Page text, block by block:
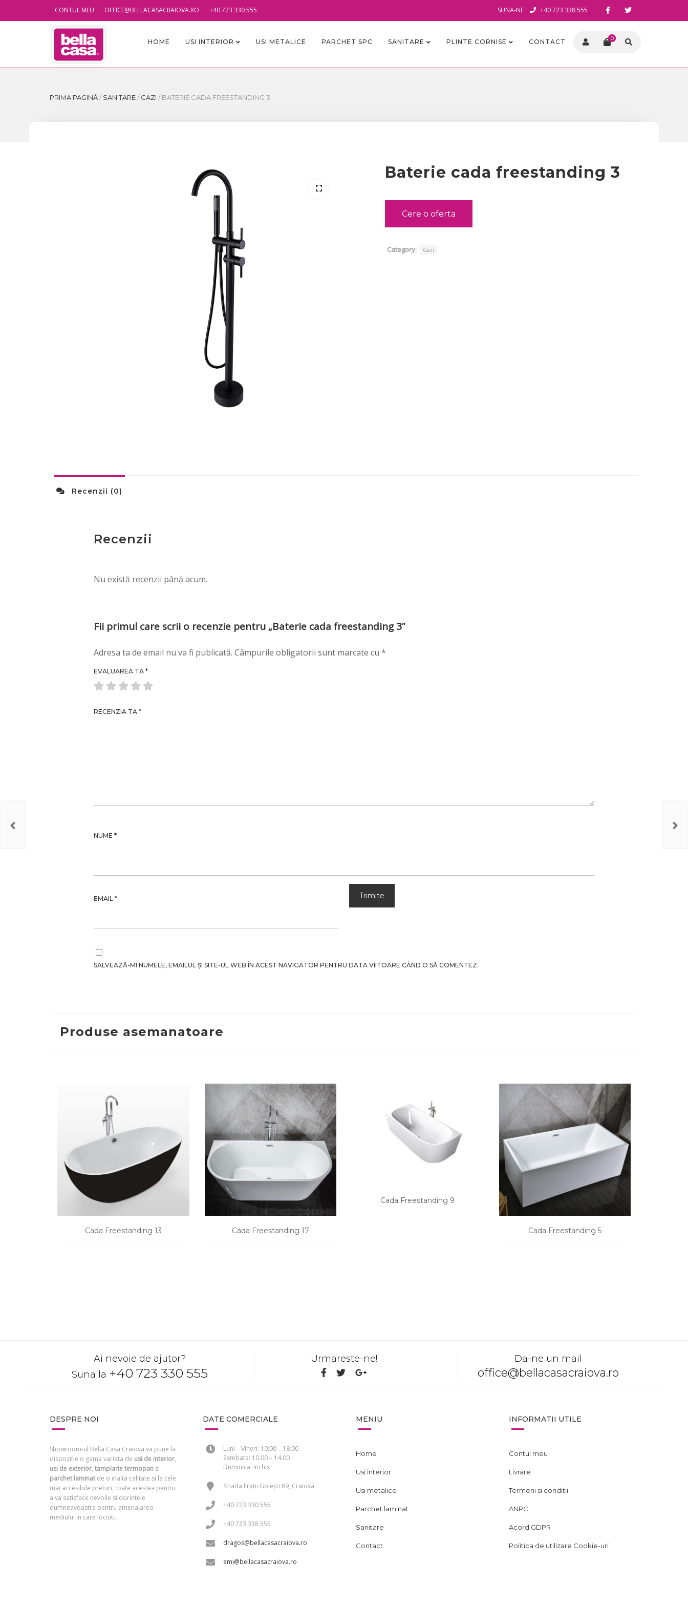
SUNA-NE +40 723 338 555
CONTUL MEU OFFICE@BELLACASACRAIOVA.RO +40 723 330 555
0
HOME USI INTERIOR USI METALICE PARCHET SPC SANITARE PLINTE CORNISE CONTACT
PRIMA PAGINĂ/ SANITARE/ CAZI /BATERIE CADA FREESTANDING 3
Baterie cada freestanding 3
Cere o oferta
Category: Cazi
Recenzii (0)
Recenzii
Nu există recenzii până acum.
Fii primul care scrii o recenzie pentru „Baterie cada freestanding 3”
Adresa ta de email nu va fi publicată. Câmpurile obligatorii sunt marcate cu*
EVALUAREA TA*
RECENZIA TA*
NUME*
EMAIL*
SALVEAZĂ-MI NUMELE, EMAILUL ȘI SITE-UL WEB ÎN ACEST NAVIGATOR PENTRU DATA VIITOARE CÂND O SĂ COMENTEZ.
Produse asemanatoare
Cada Freestanding 13 Cada Freestanding 17
Cada Freestanding 9
Cada Freestanding 5
Ai nevoie de ajutor?
Suna la +40 723 330 555
Urmareste-ne! Da-ne un mail
office@bellacasacraiova.ro
DESPRE NOI
Showroom-ul Bella Casa Craiova va pune la
dispozitie o gama variata de usi de interior,
usi de exterior, tamplarie termopan si
parchet laminatde o inalta calitate si la cele
mai accesibile preturi, toate acestea pentru
a va satisface nevoile si dorintele
dumneavoastra pentru amenajarea
mediului in care locuiti.
DATE COMERCIALE
Luni – Vineri: 10:00 – 18:00
Sambata: 10:00 – 14:00
Duminica: Inchis
Strada Frații Golești 89, Craiova
+40 723 330 555
+40 723 338 555
dragos@bellacasacraiova.ro
emi@bellacasacraiova.ro
MENIU
Home
Usi interior
Usi metalice
Parchet laminat
Sanitare
Contact
INFORMATII UTILE
Contul meu
Livrare
Termeni si conditii
ANPC
Acord GDPR
Politica de utilizare Cookie-uri